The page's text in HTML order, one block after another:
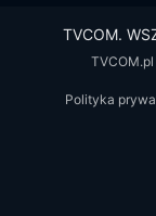
TVCOM.
Polityka